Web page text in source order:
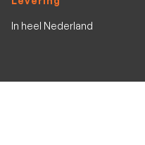
In heel Nederland